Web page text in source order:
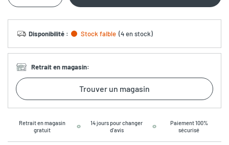
Disponibilité : Stock faible (4 en stock)
Retrait en magasin:
Trouver un magasin
Retrait en magasin
gratuit
14 jours pour changer
d’avis
Paiement 100%
sécurisé